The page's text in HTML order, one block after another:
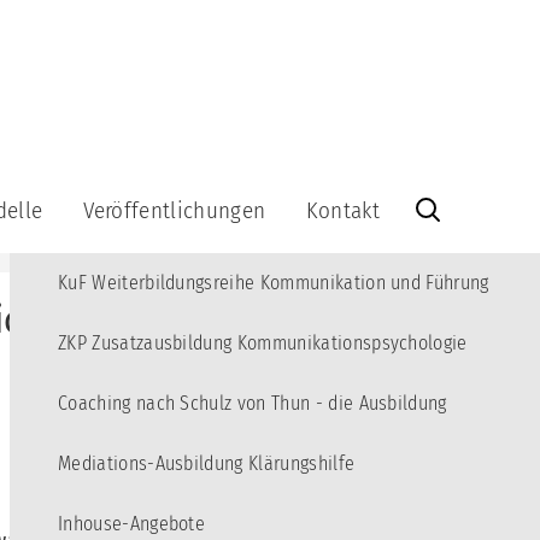
Veröffentlichungen
Veröffentlichungen
Bücher
Videos
Kommunikationsquadrat
Holz
Kontakt
Kontakt
Info-
abonnieren
Brief-
Impressum
als Multi-
KuF Weiterbildungsreihe Kommunikation und Führung
ZKP Zusatzausbildung Kommunikationspsychologie
Coaching nach Schulz von Thun - die Ausbildung
Mediations-Ausbildung Klärungshilfe
Inhouse-Angebote